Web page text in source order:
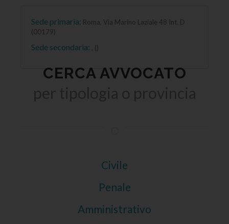
Sede primaria: Roma, Via Marino Laziale 48 Int. D
(00179)
Sede secondaria: , ()
CERCA AVVOCATO
Civile
Penale
Amministrativo